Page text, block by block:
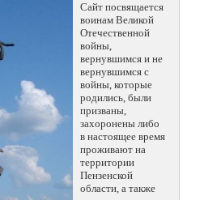
Сайт посвящается
воинам Великой
Отечественной
войны,
вернувшимся и не
вернувшимся с
войны, которые
родились, были
призваны,
захоронены либо
в настоящее время
проживают на
территории
Пензенской
области, а также